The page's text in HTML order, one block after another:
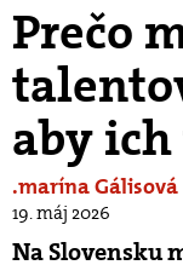
Prečo
aby
.marína Gálisová
19. máj 2026
Na Slovensku